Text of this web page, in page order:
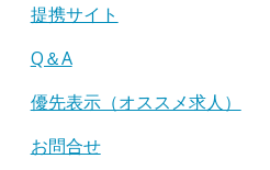
提携サイト
Q＆A
優先表示（オススメ求人）
お問合せ